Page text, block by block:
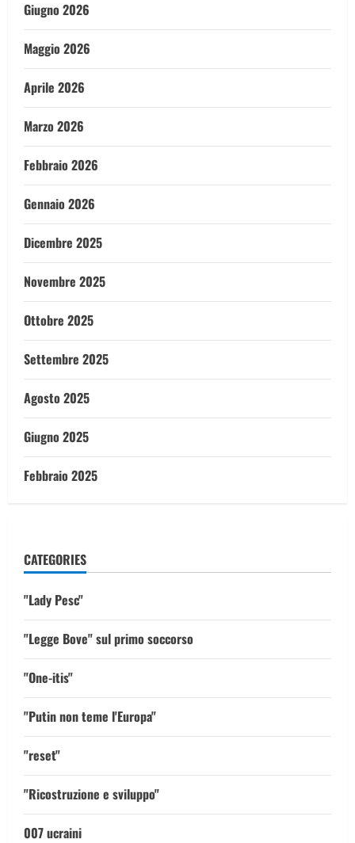
Giugno 2026
Maggio 2026
Aprile 2026
Marzo 2026
Febbraio 2026
Gennaio 2026
Dicembre 2025
Novembre 2025
Ottobre 2025
Settembre 2025
Agosto 2025
Giugno 2025
Febbraio 2025
CATEGORIES
"Lady Pesc"
"Legge Bove" sul primo soccorso
"One-itis"
"Putin non teme l'Europa"
"reset"
"Ricostruzione e sviluppo"
007 ucraini